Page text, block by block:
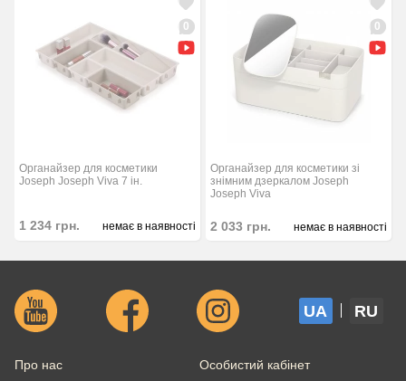
0
Органайзер для косметики
Joseph Joseph Viva 7 ін.
1 234 грн. немає в наявності
0
Органайзер для косметики зі
знімним дзеркалом Joseph
Joseph Viva
2 033 грн. немає в наявності
UA RU
Про нас Особистий кабінет